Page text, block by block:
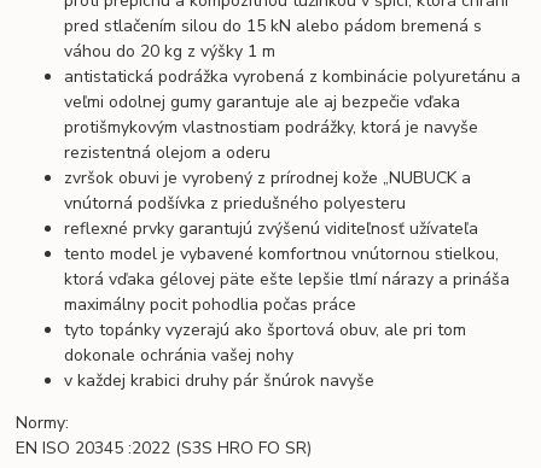
pred stlačením silou do 15 kN alebo pádom bremená s
váhou do 20 kg z výšky 1 m
antistatická podrážka vyrobená z kombinácie polyuretánu a
veľmi odolnej gumy garantuje ale aj bezpečie vďaka
protišmykovým vlastnostiam podrážky, ktorá je navyše
rezistentná olejom a oderu
zvršok obuvi je vyrobený z prírodnej kože „NUBUCK a
vnútorná podšívka z priedušného polyesteru
reflexné prvky garantujú zvýšenú viditeľnosť užívateľa
tento model je vybavené komfortnou vnútornou stielkou,
ktorá vďaka gélovej päte ešte lepšie tlmí nárazy a prináša
maximálny pocit pohodlia počas práce
tyto topánky vyzerajú ako športová obuv, ale pri tom
dokonale ochránia vašej nohy
v každej krabici druhy pár šnúrok navyše
Normy:
EN ISO 20345 :2022 (S3S HRO FO SR)